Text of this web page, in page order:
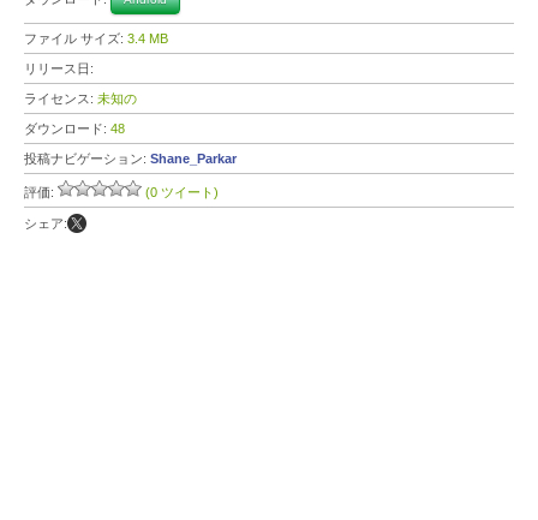
ファイル サイズ: 3.4 MB
リリース日:
ライセンス: 未知の
ダウンロード: 48
投稿ナビゲーション: Shane_Parkar
評価: (0 ツイート)
シェア: